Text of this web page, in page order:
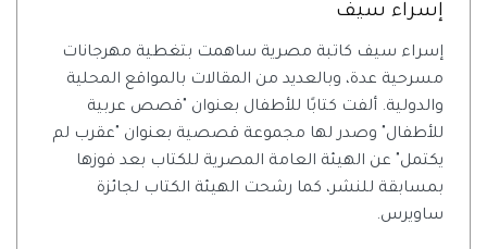
إسراء سيف
إسراء سيف كاتبة مصرية ساهمت بتغطية مهرجانات
مسرحية عدة، وبالعديد من المقالات بالمواقع المحلية
والدولية. ألفت كتابًا للأطفال بعنوان "قصص عربية
للأطفال" وصدر لها مجموعة قصصية بعنوان "عقرب لم
يكتمل" عن الهيئة العامة المصرية للكتاب بعد فوزها
بمسابقة للنشر، كما رشحت الهيئة الكتاب لجائزة
ساويرس.